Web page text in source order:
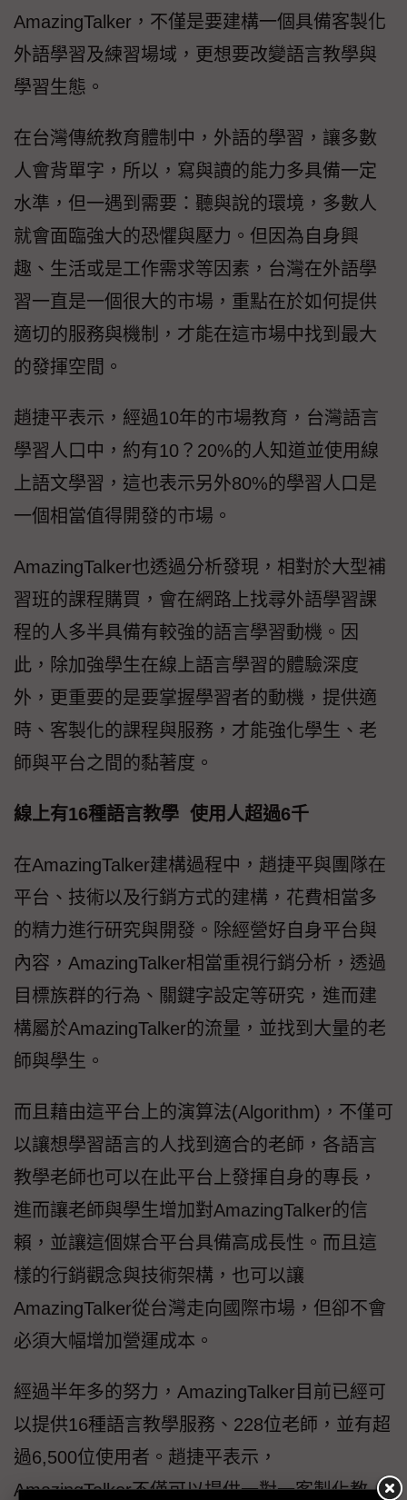
AmazingTalker，不僅是要建構一個具備客製化
外語學習及練習場域，更想要改變語言教學與
學習生態。
在台灣傳統教育體制中，外語的學習，讓多數
人會背單字，所以，寫與讀的能力多具備一定
水準，但一遇到需要：聽與說的環境，多數人
就會面臨強大的恐懼與壓力。但因為自身興
趣、生活或是工作需求等因素，台灣在外語學
習一直是一個很大的市場，重點在於如何提供
適切的服務與機制，才能在這市場中找到最大
的發揮空間。
趙捷平表示，經過10年的市場教育，台灣語言
學習人口中，約有10？20%的人知道並使用線
上語文學習，這也表示另外80%的學習人口是
一個相當值得開發的市場。
AmazingTalker也透過分析發現，相對於大型補
習班的課程購買，會在網路上找尋外語學習課
程的人多半具備有較強的語言學習動機。因
此，除加強學生在線上語言學習的體驗深度
外，更重要的是要掌握學習者的動機，提供適
時、客製化的課程與服務，才能強化學生、老
師與平台之間的黏著度。
線上有16種語言教學 使用人超過6千
在AmazingTalker建構過程中，趙捷平與團隊在
平台、技術以及行銷方式的建構，花費相當多
的精力進行研究與開發。除經營好自身平台與
內容，AmazingTalker相當重視行銷分析，透過
目標族群的行為、關鍵字設定等研究，進而建
構屬於AmazingTalker的流量，並找到大量的老
師與學生。
而且藉由這平台上的演算法(Algorithm)，不僅可
以讓想學習語言的人找到適合的老師，各語言
教學老師也可以在此平台上發揮自身的專長，
進而讓老師與學生增加對AmazingTalker的信
賴，並讓這個媒合平台具備高成長性。而且這
樣的行銷觀念與技術架構，也可以讓
AmazingTalker從台灣走向國際市場，但卻不會
必須大幅增加營運成本。
經過半年多的努力，AmazingTalker目前已經可
以提供16種語言教學服務、228位老師，並有超
過6,500位使用者。趙捷平表示，
AmazingTalker不僅可以提供一對一客製化教